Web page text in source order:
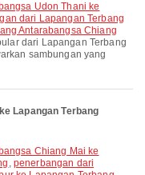
dari Lapangan Terbang
Antarabangsa Chiang
dari Lapangan Terbang
sambungan yang
Lapangan Terbang
, penerbangan dari